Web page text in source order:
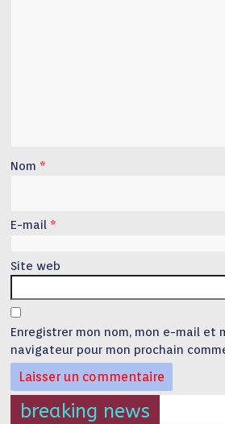
Nom *
E-mail *
Site web
Enregistrer mon nom, mon e-mail et
navigateur pour mon prochain
breaking news